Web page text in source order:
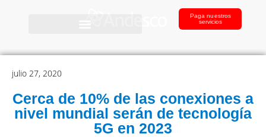
Paga nuestros
servicios
julio 27, 2020
Cerca de 10% de las conexiones a
nivel mundial serán de tecnología
5G en 2023